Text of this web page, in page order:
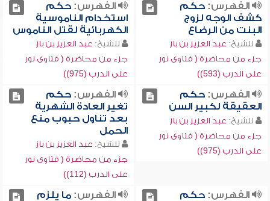
الفهرس:حكم
كشف الوجه لزوج
البنت من الرضاع
للشيخ: عبد العزيز بن باز
جزء من محاضرة ( فتاوى نور
على الدرب (593))
الفهرس:حكم
استخدام الناموسية
الكهربائية لقتل الناموس
للشيخ: عبد العزيز بن باز
جزء من محاضرة ( فتاوى نور
على الدرب (975))
الفهرس:حكم
العقيقة لكبير السن
للشيخ: عبد العزيز بن باز
جزء من محاضرة ( فتاوى نور
على الدرب (975))
الفهرس:حكم
تغير العادة الشهرية
بعد تناول حبوب منع
الحمل
للشيخ: عبد العزيز بن باز
جزء من محاضرة ( فتاوى نور
على الدرب (112))
الفهرس:حكم
الفهرس:ما يلزم